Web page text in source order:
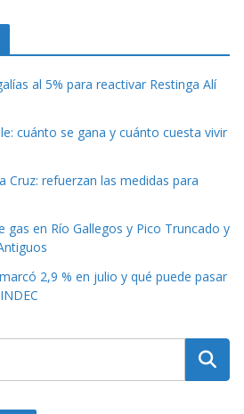
al 5% para reactivar Restinga Alí
cuánto se gana y cuánto cuesta vivir
Cruz: refuerzan las medidas para
gas en Río Gallegos y Pico Truncado y
2,9 % en julio y qué puede pasar